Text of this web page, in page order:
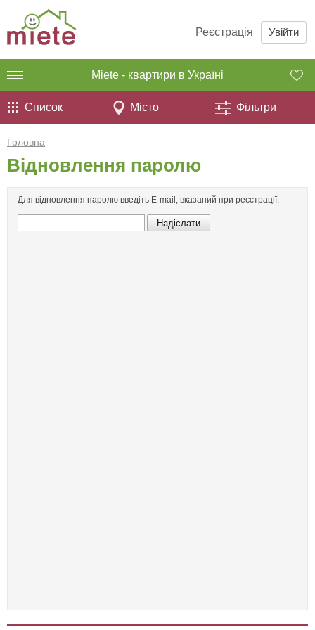
Реєстрація Увійти
Miete - квартири в Україні
Список Місто Фільтри
Головна
Відновлення паролю
Для відновлення паролю введіть E-mail, вказаний при реєстрації: